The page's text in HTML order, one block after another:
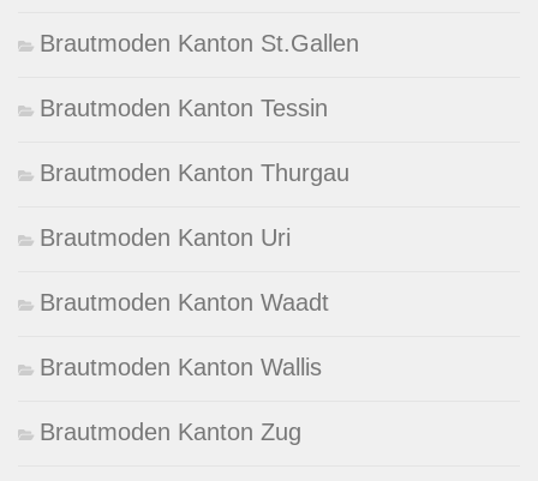
Brautmoden Kanton St.Gallen
Brautmoden Kanton Tessin
Brautmoden Kanton Thurgau
Brautmoden Kanton Uri
Brautmoden Kanton Waadt
Brautmoden Kanton Wallis
Brautmoden Kanton Zug